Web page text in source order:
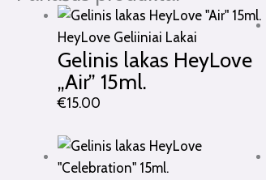
HeyLove Geliiniai Lakai
Gelinis lakas HeyLove
„Air” 15ml.
€15.00